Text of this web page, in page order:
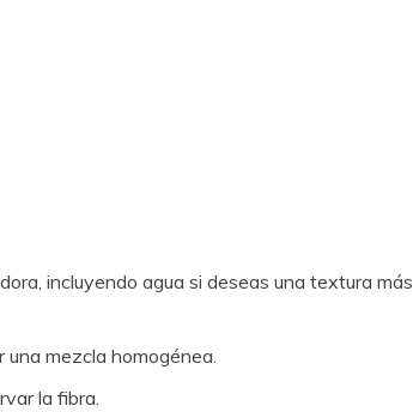
incluyendo agua si deseas una textura más
mezcla homogénea.
la fibra.